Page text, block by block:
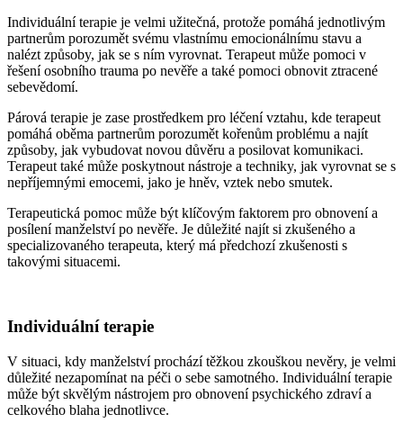
Individuální terapie je velmi užitečná, protože pomáhá jednotlivým
partnerům porozumět svému vlastnímu emocionálnímu stavu a
nalézt způsoby, jak se s ním vyrovnat. Terapeut může pomoci v
řešení osobního trauma po nevěře a také pomoci obnovit ztracené
sebevědomí.
Párová terapie je zase prostředkem pro léčení vztahu, kde terapeut
pomáhá oběma partnerům porozumět kořenům problému a najít
způsoby, jak vybudovat novou důvěru a posilovat komunikaci.
Terapeut také může poskytnout nástroje a techniky, jak vyrovnat se s
nepříjemnými emocemi, jako je hněv, vztek nebo smutek.
Terapeutická pomoc může být klíčovým faktorem pro obnovení a
posílení manželství po nevěře. Je důležité najít si zkušeného a
specializovaného terapeuta, který má předchozí zkušenosti s
takovými situacemi.
Individuální terapie
V situaci, kdy manželství prochází těžkou zkouškou nevěry, je velmi
důležité nezapomínat na péči o sebe samotného. Individuální terapie
může být skvělým nástrojem pro obnovení psychického zdraví a
celkového blaha jednotlivce.